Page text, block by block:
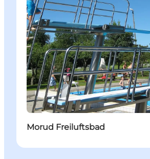
Morud Freiluftsbad